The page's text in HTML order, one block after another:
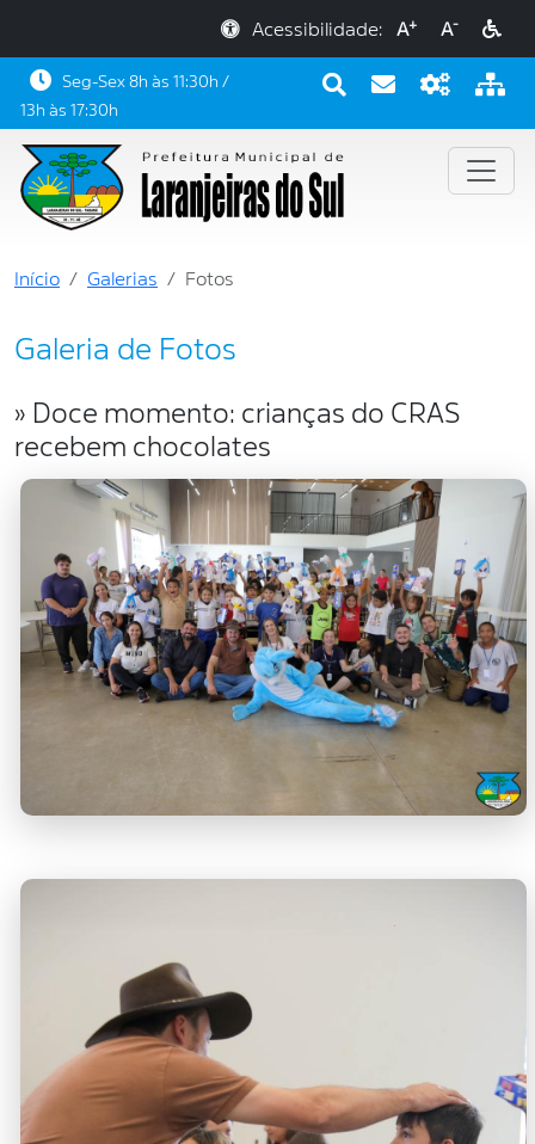
Acessibilidade: A+ A-
Seg-Sex 8h às 11:30h /
13h às 17:30h
Início Galerias Fotos
Galeria de Fotos
» Doce momento: crianças do CRAS
recebem chocolates